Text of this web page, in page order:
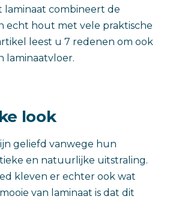
laminaat combineert de
echt hout met vele praktische
leest u 7 redenen om ook
laminaatvloer.
look
geliefd vanwege hun
en natuurlijke uitstraling.
kleven er echter ook wat
van laminaat is dat dit